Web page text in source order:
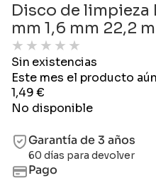
Disco de
mm 1,6 mm 22,2
★ ★ ★ ★ ★
Sin existencias
Este mes el producto
1,49€
No disponible
Garantía de 3 años
60 días para devolver
Pago